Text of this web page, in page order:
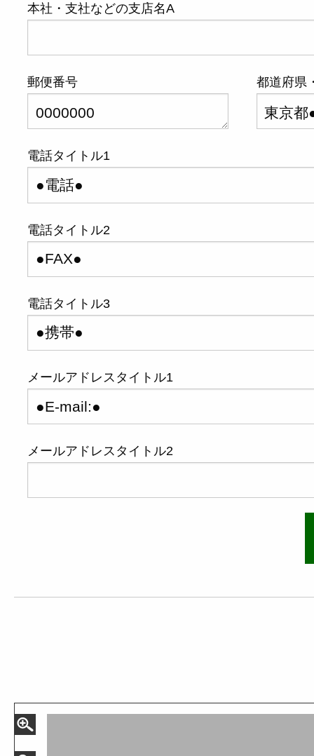
本社・支社などの支店名A
郵便番号 都道府県
電話タイトル1
電話タイトル2
電話タイトル3
メールアドレスタイトル1
メールアドレスタイトル2